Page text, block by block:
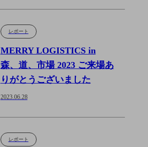
MERRY LOGISTICS in
森、道、市場 2023 ご来場あ
りがとうございました
レポート
2023.06.28
レポート